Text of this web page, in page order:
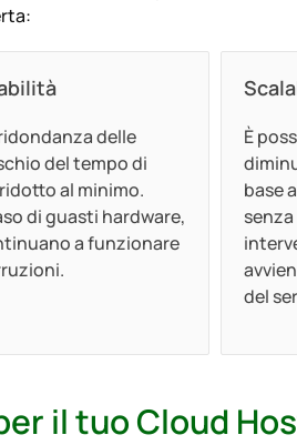
delle
del tempo di
al minimo.
di guasti hardware,
a funzionare
È
base
del
il tuo Cloud